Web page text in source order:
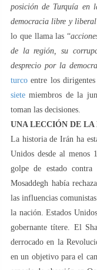
posición de Turquía en
democracia libre y liberal
lo que llama las “
de la región, su
desprecio por la
turco entre los
siete miembros de la
toman las decisiones.
UNA LECCIÓN DE LA
La historia de Irán ha
Unidos desde al menos
golpe de estado contra
Mosaddegh había
las influencias
la nación. Estados
gobernante títere. El
derrocado en la
en un objetivo para el